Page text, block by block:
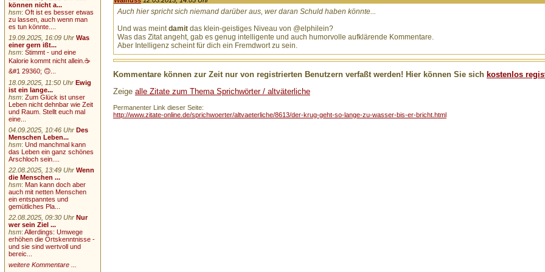
Auch hier spricht sich niemand darüber aus, wer daran Schuld haben könnte...
Und was meintdamit das klein-geistiges Niveau von @elphilein?
Was das Zitat angeht, gab es genug intelligente und auch humorvolle aufklärende Kommentare.
Aber Intelligenz scheint für dich ein Fremdwort zu sein.
Kommentare können zur Zeit nur von registrierten Benutzern verfaßt werden! Hier können Sie sich kostenlos
Zeige alle Zitate zum Thema Sprichwörter / altväterliche
Permanenter Link dieser Seite:
http://www.zitate-online.de/sprichwoerter/altvaeterliche/8613/der-krug-geht-so-lange-zu-wasser-bis-er-bricht.html
können nicht a...
hsm:Oft ist es besser etwas
zu lassen, auch wenn man
es tun könnte....
19.09.2025, 16:09 Uhr Was
einer gern ißt...
hsm:Stimmt - und eine
Kalorie kommt nicht allein.☕
&#1 29360; 🙃...
18.09.2025, 11:50 Uhr Ewig
ist ein lange...
hsm:Zum Glück ist unser
Leben nicht dehnbar wie Zeit
und Raum. Stellt euch mal
eine...
04.09.2025, 10:46 Uhr Des
Menschen Leben...
hsm:Und manchmal kann
das Leben ein ganz schönes
Arschloch sein....
22.08.2025, 13:49 Uhr Wenn
die Menschen ...
hsm:Man kann doch aber
auch mit netten Menschen
ein entspanntes und
gemütliches Pla...
22.08.2025, 09:30 Uhr Nur
wer sein Ziel ...
hsm:Allerdings: Umwege
erhöhen die Ortskenntnisse -
und sie sind wertvoll und
bereic...
weitere Kommentare ...